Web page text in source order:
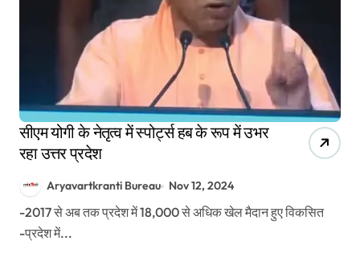
सीएम योगी के नेतृत्व में स्पोर्ट्स हब के रूप में उभर
रहा उत्तर प्रदेश
Aryavartkranti Bureau Nov 12, 2024
-2017 से अब तक प्रदेश में 18,000 से अधिक खेल मैदान हुए विकसित
-प्रदेश में...